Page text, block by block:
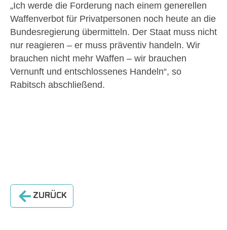
„Ich werde die Forderung nach einem generellen
Waffenverbot für Privatpersonen noch heute an die
Bundesregierung übermitteln. Der Staat muss nicht
nur reagieren – er muss präventiv handeln. Wir
brauchen nicht mehr Waffen – wir brauchen
Vernunft und entschlossenes Handeln“, so
Rabitsch abschließend.
ZURÜCK